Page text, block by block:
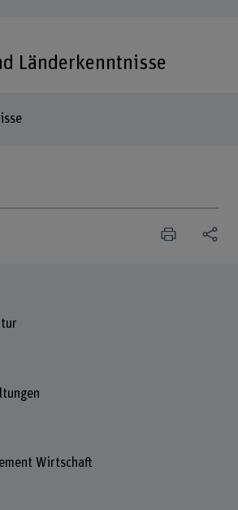
Länderkenntnisse
Wirtschaft